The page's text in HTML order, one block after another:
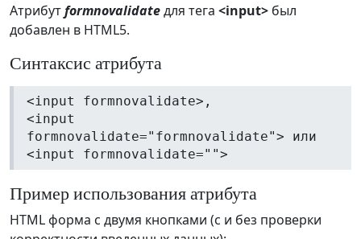
Атрибутformnovalidateдля тега <input> был
добавлен в HTML5.
Синтаксис атрибута
<input formnovalidate>,
<input
formnovalidate="formnovalidate"> или
<input formnovalidate="">
Пример использования атрибута
HTML форма с двумя кнопками (с и без проверки